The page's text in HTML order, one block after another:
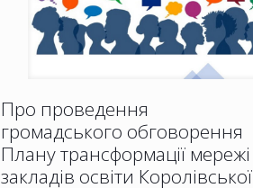
Про проведення
громадського обговорення
Плану трансформації мережі
закладів освіти Королівської